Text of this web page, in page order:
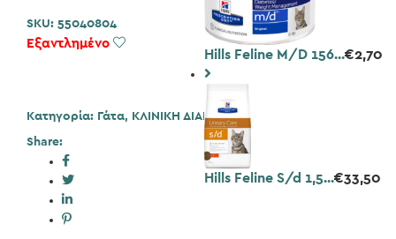
Hills Feline M/D 156...€2,70
Hills Feline S/d 1,5...€33,50
SKU: 55040804
Εξαντλημένο Add to Wishlist
Κατηγορία: Γάτα, ΚΛΙΝΙΚΗ ΔΙΑΙΤΑ
Share: